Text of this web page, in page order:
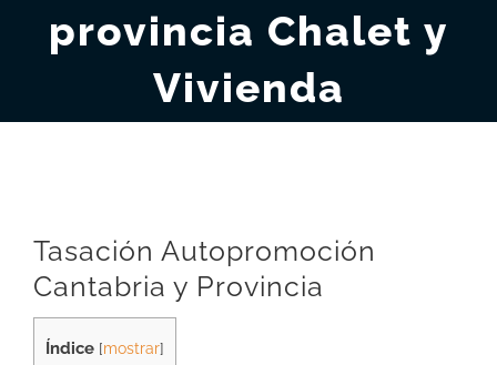
provincia Chalet y
Vivienda
Tasación Autopromoción
Cantabria y Provincia
Índice [mostrar]